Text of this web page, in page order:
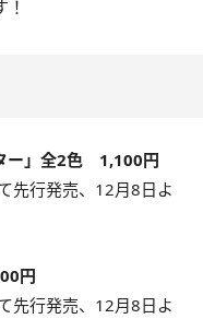
ー」全2色 1,100円
先行発売、12月8日よ
円
先行発売、12月8日よ